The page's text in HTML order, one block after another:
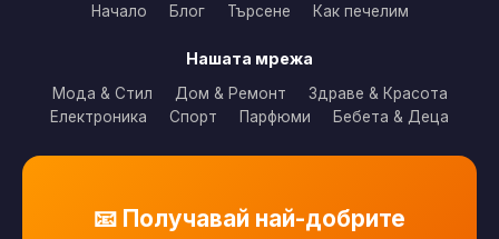
Начало Блог Търсене Как печелим
Нашата мрежа
Мода & Стил Дом & Ремонт
Здраве & Красота
Електроника
Спорт Парфюми Бебета & Деца
📧 Получавай най-добрите